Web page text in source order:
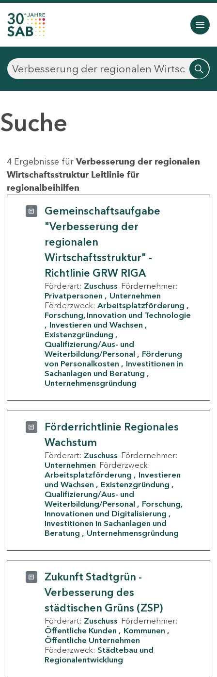
Suche
4 Ergebnisse für Verbesserung der regionalen
Wirtschaftsstruktur Leitlinie für
regionalbeihilfen
Gemeinschaftsaufgabe
"Verbesserung der
regionalen
Wirtschaftsstruktur" -
Richtlinie GRW RIGA
Förderart: Zuschuss Fördernehmer:
Privatpersonen
Unternehmen
Förderzweck: Arbeitsplatzförderung
Forschung, Innovation und Technologie
Investieren und Wachsen
Existenzgründung
Qualifizierung/Aus- und
Weiterbildung/Personal
Förderung
von Personalkosten
Investitionen in
Sachanlagen und Beratung
Unternehmensgründung
Förderrichtlinie Regionales
Wachstum
Förderart: Zuschuss Fördernehmer:
Unternehmen Förderzweck:
Arbeitsplatzförderung
Investieren
und Wachsen
Existenzgründung
Qualifizierung/Aus- und
Weiterbildung/Personal
Forschung,
Innovationen und Digitalisierung
Investitionen in Sachanlagen und
Beratung
Unternehmensgründung
Zukunft Stadtgrün -
Verbesserung des
städtischen Grüns (ZSP)
Förderart: Zuschuss Fördernehmer:
Öffentliche Kunden
Kommunen
Öffentliche Unternehmen
Förderzweck: Städtebau und
Regionalentwicklung